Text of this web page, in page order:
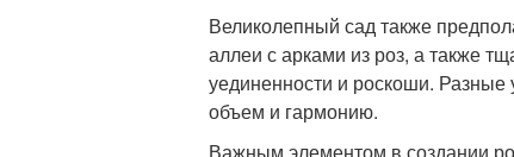
Великолепный сад также
аллеи с арками из роз, а также
уединенности и роскоши. Разные
объем и гармонию.